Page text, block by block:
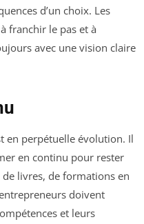
d’un choix. Les
franchir le pas et à
avec une vision claire
en perpétuelle évolution. Il
en continu pour rester
livres, de formations en
doivent
et leurs